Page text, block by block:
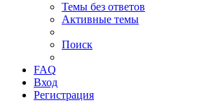
Темы без ответов
Активные темы
Поиск
FAQ
Вход
Регистрация